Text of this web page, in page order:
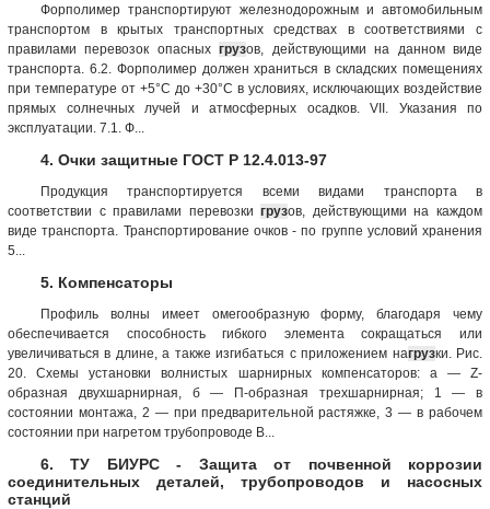
Форполимер транспортируют железнодорожным и автомобильным
транспортом в крытых транспортных средствах в соответствиями с
правилами перевозок опасныхгрузов, действующими на данном виде
транспорта. 6.2. Форполимер должен храниться в складских помещениях
при температуре от +5°С до +30°С в условиях, исключающих воздействие
прямых солнечных лучей и атмосферных осадков. VII. Указания по
эксплуатации. 7.1. Ф...
4. Очки защитные ГОСТ Р 12.4.013-97
Продукция транспортируется всеми видами транспорта в
соответствии с правилами перевозкигрузов, действующими на каждом
виде транспорта. Транспортирование очков - по группе условий хранения
5...
5. Компенсаторы
Профиль волны имеет омегообразную форму, благодаря чему
обеспечивается способность гибкого элемента сокращаться или
увеличиваться в длине, а также изгибаться с приложением нагрузки. Рис.
20. Схемы установки волнистых шарнирных компенсаторов: а — Z-
образная двухшарнирная, б — П-образная трехшарнирная; 1 — в
состоянии монтажа, 2 — при предварительной растяжке, 3 — в рабочем
состоянии при нагретом трубопроводе В...
6. ТУ БИУРС - Защита от почвенной коррозии
соединительных деталей, трубопроводов и насосных
станций